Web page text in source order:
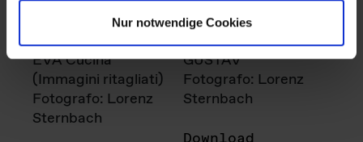
Nur notwendige Cookies
EVA Cucina
(Immagini ritagliati)
Fotografo: Lorenz
Sternbach
GUSTAV
Fotografo: Lorenz
Sternbach
Download